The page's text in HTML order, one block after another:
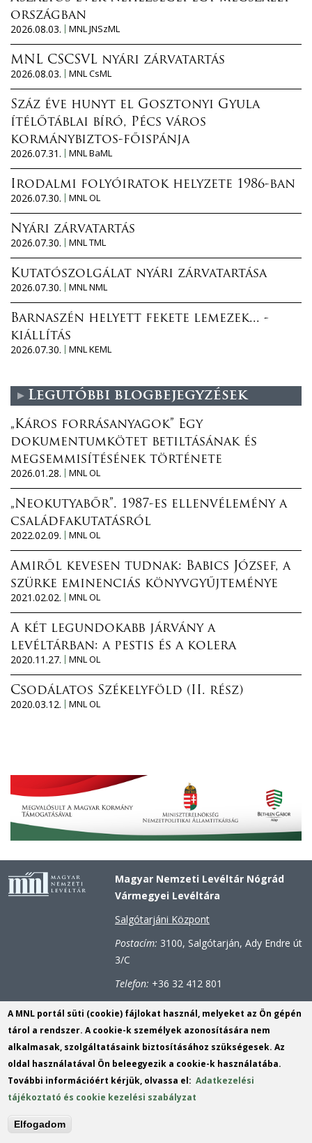
országban
2026.08.03.
MNL JNSzML
MNL CSCSVL nyári zárvatartás
2026.08.03.
MNL CsML
Száz éve hunyt el Gosztonyi Gyula
ítélőtáblai bíró, Pécs város
kormánybiztos-főispánja
2026.07.31.
MNL BaML
Irodalmi folyóiratok helyzete 1986-ban
2026.07.30.
MNL OL
Nyári zárvatartás
2026.07.30.
MNL TML
Kutatószolgálat nyári zárvatartása
2026.07.30.
MNL NML
Barnaszén helyett fekete lemezek... -
kiállítás
2026.07.30.
MNL KEML
Legutóbbi blogbejegyzések
„Káros forrásanyagok” Egy
dokumentumkötet betiltásának és
megsemmisítésének története
2026.01.28.
MNL OL
„Neokutyabőr”. 1987-es ellenvélemény a
családfakutatásról
2022.02.09.
MNL OL
Amiről kevesen tudnak: Babics József, a
szürke eminenciás könyvgyűjteménye
2021.02.02.
MNL OL
A két legundokabb járvány a
levéltárban: a pestis és a kolera
2020.11.27.
MNL OL
Csodálatos Székelyföld (II. rész)
2020.03.12.
MNL OL
Magyar Nemzeti Levéltár Nógrád
Vármegyei Levéltára
Salgótarjáni Központ
Postacím: 3100, Salgótarján, Ady Endre út
3/C
Telefon: +36 32 412 801
Mobiltelefon:
+36 30 836 4015
Telefax:+36 32 412 801
E-mail: titkarsag.nograd@mnl.gov.hu(link
sends
Hivatali kapu azonosító: MNLNML
KRID: 263383178
A MNL portál süti (cookie) fájlokat használ, melyeket az Ön gépén
tárol a rendszer. A cookie-k személyek azonosítására nem
alkalmasak, szolgáltatásaink biztosításához szükségesek. Az
oldal használatával Ön beleegyezik a cookie-k használatába.
További információért kérjük, olvassa el:Adatkezelési
tájékoztató és cookie kezelési szabályzat
Elfogadom